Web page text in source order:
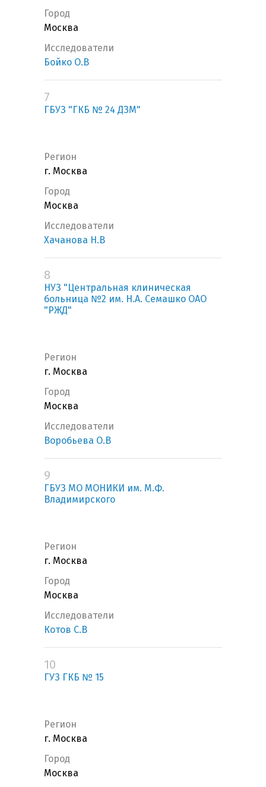
Город
Москва
Исследователи
Бойко О.В
7
ГБУЗ "ГКБ № 24 ДЗМ"
Регион
г. Москва
Город
Москва
Исследователи
Хачанова Н.В
8
НУЗ "Центральная клиническая
больница №2 им. Н.А. Семашко ОАО
"РЖД"
Регион
г. Москва
Город
Москва
Исследователи
Воробьева О.В
9
ГБУЗ МО МОНИКИ им. М.Ф.
Владимирского
Регион
г. Москва
Город
Москва
Исследователи
Котов С.В
10
ГУЗ ГКБ № 15
Регион
г. Москва
Город
Москва